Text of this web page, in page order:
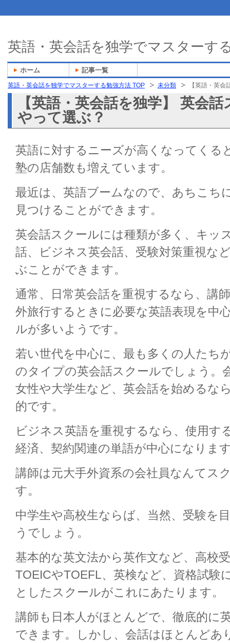
英語・英会話を独学でマスターする勉強方法 TOP 未分類 【英語・英
【英語・英会話を独学】 英会
やって選ぶ？
英語に対するニーズが高くなってくる
塾の店舗数も増えています。
最近は、英語ブームなので、あちこち
見つけることができます。
英会話スクールには種類が多く、キッ
話、ビジネス英会話、受験対策重視な
ぶことができます。
通常、日常英会話を重視するなら、講
外旅行するときに必要な英語表現を中
ルが多いようです。
若い世代を中心に、最も多くの人たち
のタイプの英会話スクールでしょう。
女性や大学生など、英会話を始めるな
的です。
ビジネス英語を重視するなら、使用す
経済、契約関連の単語が中心になりま
講師は元大手外資系の会社員なんてス
す。
中学生や高校生ならば、当然、受験を
うでしょう。
基本的な英文法から英作文など、高校
TOEICやTOEFL、英検など、資格試験
としたスクールがこれにあたります。
講師も日本人がほとんどで、徹底的に
できます。しかし、会話はほとんどあ
英語・英会話を独学でマスターす
ホーム 記事一覧